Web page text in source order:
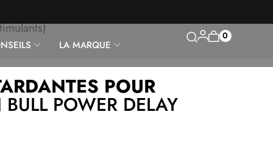
LA MARQUE
0
POUR
BULL POWER DELAY